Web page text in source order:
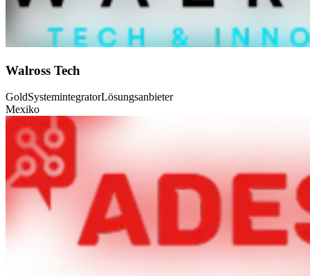
Walross Tech
GoldSystemintegratorLösungsanbieter
Mexiko